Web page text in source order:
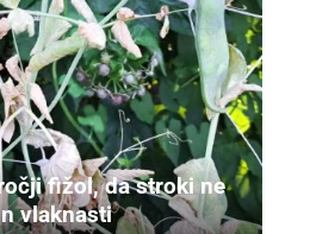
fižol, da stroki ne
vlaknasti